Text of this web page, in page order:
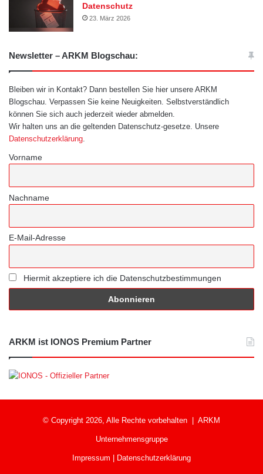
Datenschutz
23. März 2026
Newsletter – ARKM Blogschau:
Bleiben wir in Kontakt? Dann bestellen Sie hier unsere ARKM
Blogschau. Verpassen Sie keine Neuigkeiten. Selbstverständlich
können Sie sich auch jederzeit wieder abmelden.
Wir halten uns an die geltenden Datenschutz-gesetze. Unsere
Datenschutzerklärung
Vorname
Nachname
E-Mail-Adresse
Hiermit akzeptiere ich die Datenschutzbestimmungen
ARKM ist IONOS Premium Partner
© Copyright 2026, Alle Rechte vorbehalten | ARKM
Unternehmensgruppe
Impressum Datenschutzerklärung